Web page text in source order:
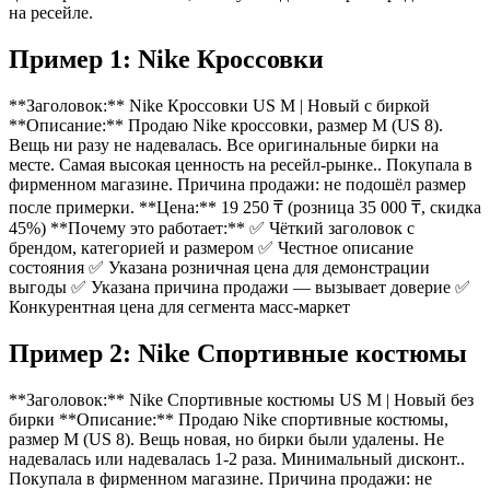
на ресейле.
Пример 1: Nike Кроссовки
**Заголовок:** Nike Кроссовки US M | Новый с биркой
**Описание:** Продаю Nike кроссовки, размер M (US 8).
Вещь ни разу не надевалась. Все оригинальные бирки на
месте. Самая высокая ценность на ресейл-рынке.. Покупала в
фирменном магазине. Причина продажи: не подошёл размер
после примерки. **Цена:** 19 250 ₸ (розница 35 000 ₸, скидка
45%) **Почему это работает:** ✅ Чёткий заголовок с
брендом, категорией и размером ✅ Честное описание
состояния ✅ Указана розничная цена для демонстрации
выгоды ✅ Указана причина продажи — вызывает доверие ✅
Конкурентная цена для сегмента масс-маркет
Пример 2: Nike Спортивные костюмы
**Заголовок:** Nike Спортивные костюмы US M | Новый без
бирки **Описание:** Продаю Nike спортивные костюмы,
размер M (US 8). Вещь новая, но бирки были удалены. Не
надевалась или надевалась 1-2 раза. Минимальный дисконт..
Покупала в фирменном магазине. Причина продажи: не